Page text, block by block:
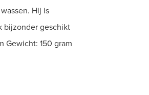
Hij is
bijzonder geschikt
Gewicht: 150 gram